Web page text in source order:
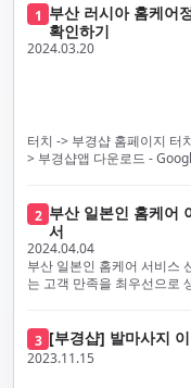
1 부산 러시아 홈케어
확인하기
2024.03.20
터치 -> 부경샵 홈페이지 터
> 부경샵앱 다운로드 -
스의 모든 과정을 후불제로
기 위한 부경샵의 약속입니
제공하는 깨끗하고 전문적
랑스럽게 생각합니다. 이는
위한 부경샵의 노력의 일환
하고 개인의 건강 상태를 지
체보다는 부경샵과 같이 안
선택하는 것이 중요합니다.
은, 항상 후불제로 운영하
2 부산 일본인 홈케어
서
2024.04.04
부산 일본인 홈케어 서비스
는 고객 만족을 최우선으로
프리미엄 부산 일본인 홈케
전문적으로 훈련된 관리사
현대 사회의 불확실성 속
3 [부경샵] 발마사지
2023.11.15